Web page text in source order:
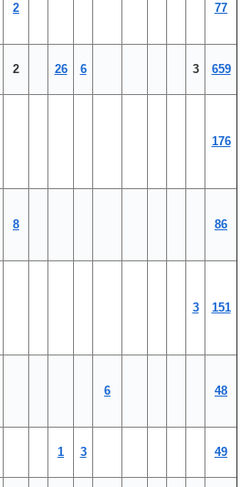
2 77
2 26 6 3 659
176
8 86
3 151
6 48
1 3 49